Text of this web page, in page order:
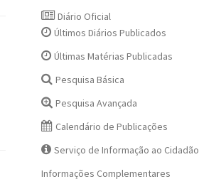
Diário Oficial
Últimos Diários Publicados
Últimas Matérias Publicadas
Pesquisa Básica
Pesquisa Avançada
Calendário de Publicações
Serviço de Informação ao Cidadão
Informações Complementares